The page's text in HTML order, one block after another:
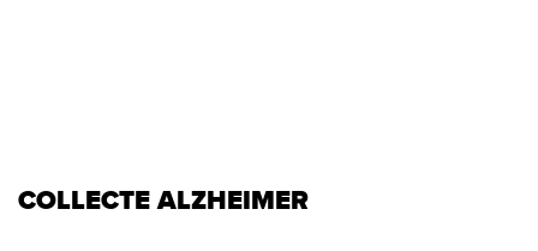
COLLECTE ALZHEIMER